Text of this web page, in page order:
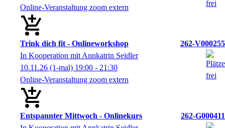
Online-Veranstaltung zoom extern
Trink dich fit - Onlineworkshop
262-V000255
In Kooperation mit Annkatrin Seidler
10.11.26 (1-mal) 19:00 - 21:30
Online-Veranstaltung zoom extern
Entspannter Mittwoch - Onlinekurs
262-G000411